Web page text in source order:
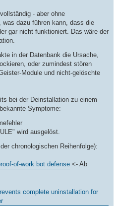
- aber ohne
was dazu führen kann, dass die
gar nicht funktioniert. Das wäre der
in der Datenbank die Ursache,
oder zumindest stören
Module und nicht-gelöschte
bei der Deinstallation zu einem
Symptome:
wird ausgelöst.
chronologischen Reihenfolge):
of-work bot defense <- Ab
complete uninstallation for